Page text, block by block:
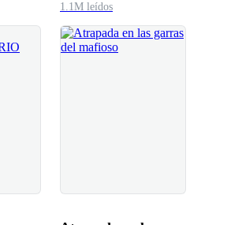
1.1M leídos